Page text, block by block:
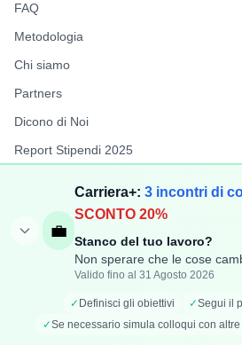
💼
Carriera+: 3 incontri di
SCONTO 20%
Stanco del tuo lavoro?
Non sperare che le cose
Valido fino al 31 Agosto 2026
✓ Definisci gli obiettivi ✓Segui il
✓Se necessario simula colloqui con
FAQ
Metodologia
Chi siamo
Partners
Dicono di Noi
Report Stipendi 2025
TechCompenso. Tutti i diritti